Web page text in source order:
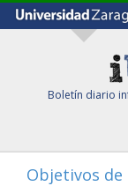
Boletín diario
Objetivos